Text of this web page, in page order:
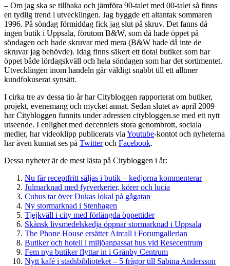
– Om jag ska se tillbaka och jämföra 90-talet med 00-talet så finns
en tydlig trend i utvecklingen. Jag byggde ett altantak sommaren
1996. På söndag förmiddag fick jag slut på skruv. Det fanns då
ingen butik i Uppsala, förutom B&W, som då hade öppet på
söndagen och hade skruvar med mera (B&W hade då inte de
skruvar jag behövde). Idag finns säkert ett tiotal butiker som har
öppet både lördagskväll och hela söndagen som har det sortimentet.
Utvecklingen inom handeln går väldigt snabbt till ett alltmer
kundfokuserat synsätt.
I cirka tre av dessa tio år har Citybloggen rapporterat om butiker,
projekt, evenemang och mycket annat. Sedan slutet av april 2009
har Citybloggen funnits under adressen citybloggen.se med ett nytt
utseende. I enlighet med decenniets stora genombrott, sociala
medier, har videoklipp publicerats via Youtube-kontot och nyheterna
har även kunnat ses på Twitteroch Facebook.
Dessa nyheter är de mest lästa på Citybloggen i år:
Nu får receptfritt säljas i butik – kedjorna kommenterar
Julmarknad med fyrverkerier, körer och lucia
Cubus tar över Dukas lokal på gågatan
Ny stormarknad i Stenhagen
Tjejkväll i city med förlängda öppettider
Skånsk livsmedelskedja öppnar stormarknad i Uppsala
The Phone House ersätter Aircall i Forumgallerian
Butiker och hotell i miljöanpassat hus vid Resecentrum
Fem nya butiker flyttar in i Gränby Centrum
Nytt kafé i stadsbiblioteket – 5 frågor till Sabina Andersson